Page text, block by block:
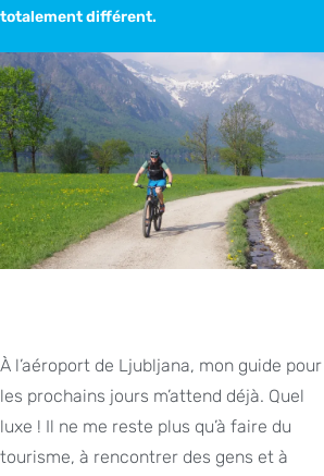
totalement différent.
À l’aéroport de Ljubljana, mon guide pour
les prochains jours m’attend déjà. Quel
luxe ! Il ne me reste plus qu’à faire du
tourisme, à rencontrer des gens et à